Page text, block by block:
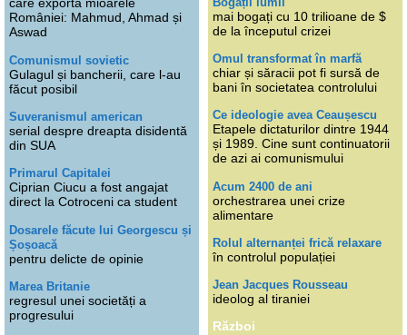
României: Mahmud, Ahmad și
Aswad
Comunismul sovietic
Gulagul și bancherii, care l-au
făcut posibil
Suveranismul american
serial despre dreapta disidentă
din SUA
Primarul Capitalei
Ciprian Ciucu a fost angajat
direct la Cotroceni ca student
Dosarele făcute lui Georgescu și
Șoșoacă
pentru delicte de opinie
Marea Britanie
regresul unei societăți a
progresului
mai bogați cu 10 trilioane de $
de la începutul crizei
Omul transformat în marfă
chiar și săracii pot fi sursă de
bani în societatea controlului
Ce ideologie avea Ceaușescu
Etapele dictaturilor dintre 1944
și 1989. Cine sunt continuatorii
de azi ai comunismului
Acum 2400 de ani
orchestrarea unei crize
alimentare
Rolul alternanței frică relaxare
în controlul populației
Jean Jacques Rousseau
ideolog al tiraniei
Război